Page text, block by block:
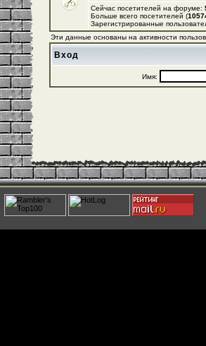
Сейчас посетителей на форуме:
Больше всего посетителей (
Зарегистрированные
Эти данные основаны на активности
Вход
Имя: